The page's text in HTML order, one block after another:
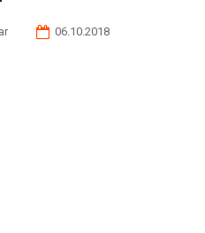
06.10.2018